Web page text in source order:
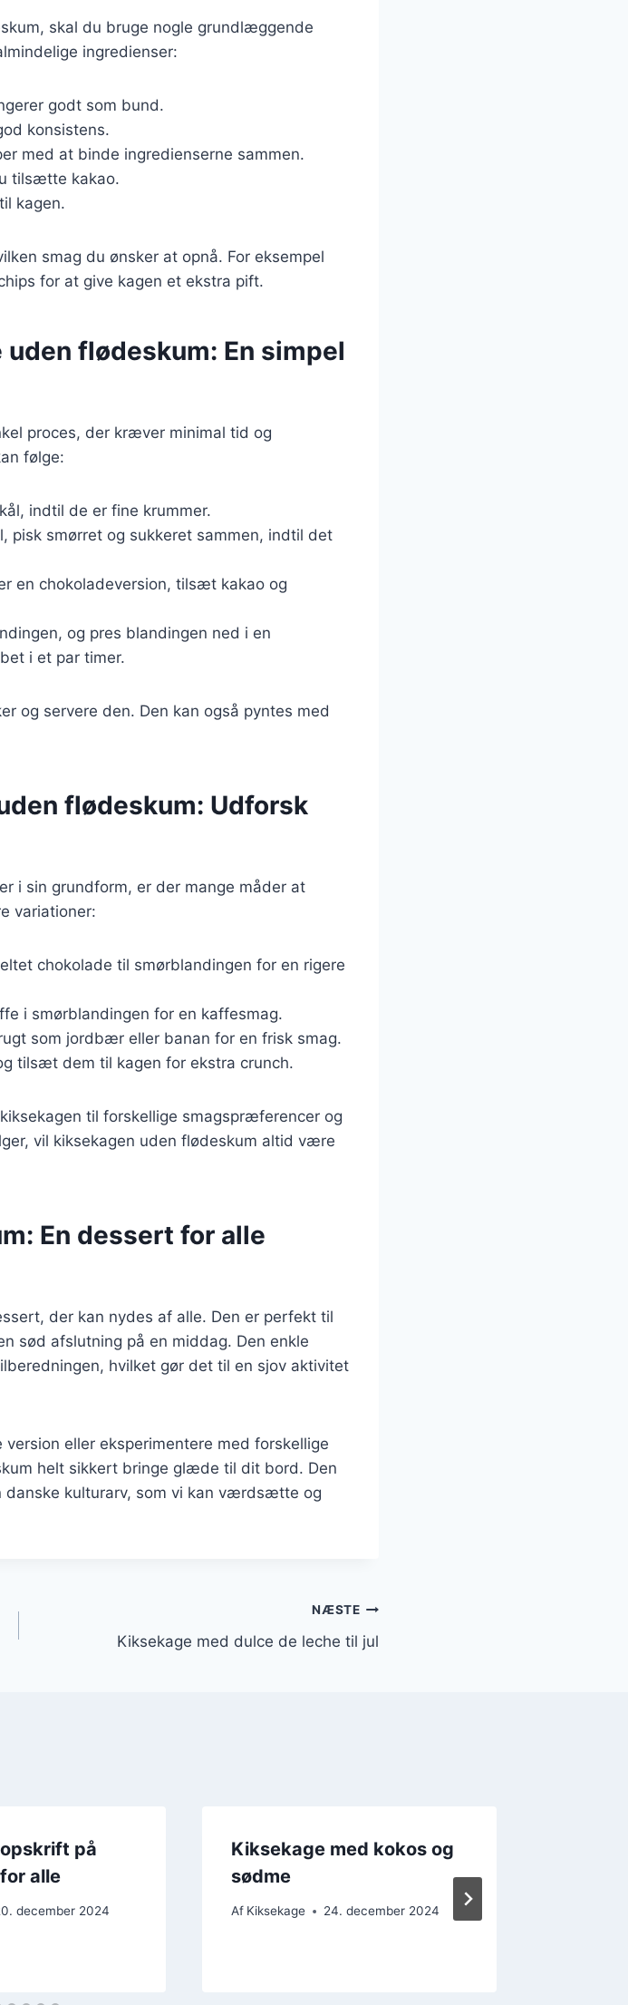
skal du bruge nogle grundlæggende
ingredienser:
godt som bund.
konsistens.
med at binde ingredienserne sammen.
tilsætte kakao.
kagen.
smag du ønsker at opnå. For eksempel
for at give kagen et ekstra pift.
flødeskum: En simpel
proces, der kræver minimal tid og
følge:
indtil de er fine krummer.
pisk smørret og sukkeret sammen, indtil det
en chokoladeversion, tilsæt kakao og
og pres blandingen ned i en
i et par timer.
og servere den. Den kan også pyntes med
flødeskum: Udforsk
i sin grundform, er der mange måder at
variationer:
chokolade til smørblandingen for en rigere
i smørblandingen for en kaffesmag.
som jordbær eller banan for en frisk smag.
tilsæt dem til kagen for ekstra crunch.
til forskellige smagspræferencer og
vil kiksekagen uden flødeskum altid være
En dessert for alle
der kan nydes af alle. Den er perfekt til
sød afslutning på en middag. Den enkle
hvilket gør det til en sjov aktivitet
eller eksperimentere med forskellige
helt sikkert bringe glæde til dit bord. Den
kulturarv, som vi kan værdsætte og
NÆSTE
Kiksekage med dulce de leche til jul
på
alle
december 2024
Kiksekage med kokos og
sødme
Af Kiksekage 24. december 2024